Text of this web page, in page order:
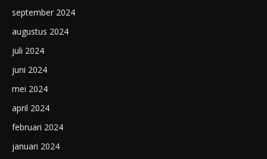
september 2024
augustus 2024
juli 2024
juni 2024
mei 2024
april 2024
februari 2024
januari 2024